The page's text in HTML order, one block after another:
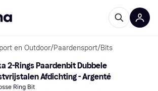
en Outdoor/Paardensport/Bits
2-Rings Paardenbit Dubbele
Afdichting - Argenté
Ring Bit